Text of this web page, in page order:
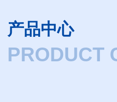
产品中心
PRODUCT